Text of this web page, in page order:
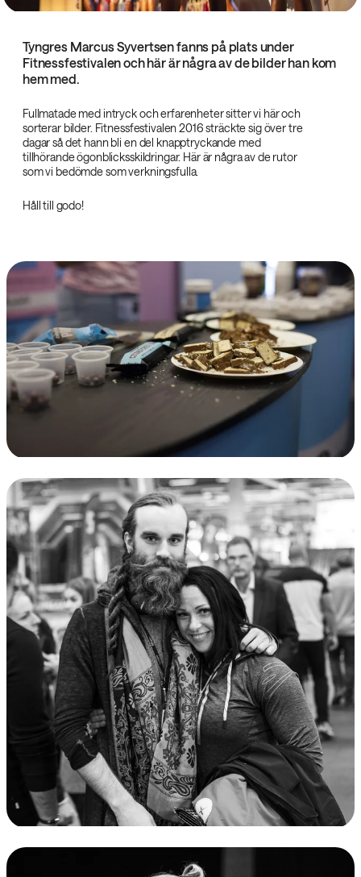
Tyngres Marcus Syvertsen fanns på plats under
Fitnessfestivalen och här är några av de bilder han kom
hem med.
Fullmatade med intryck och erfarenheter sitter vi här och
sorterar bilder. Fitnessfestivalen 2016 sträckte sig över tre
dagar så det hann bli en del knapptryckande med
tillhörande ögonblicksskildringar. Här är några av de rutor
som vi bedömde som verkningsfulla.
Håll till godo!